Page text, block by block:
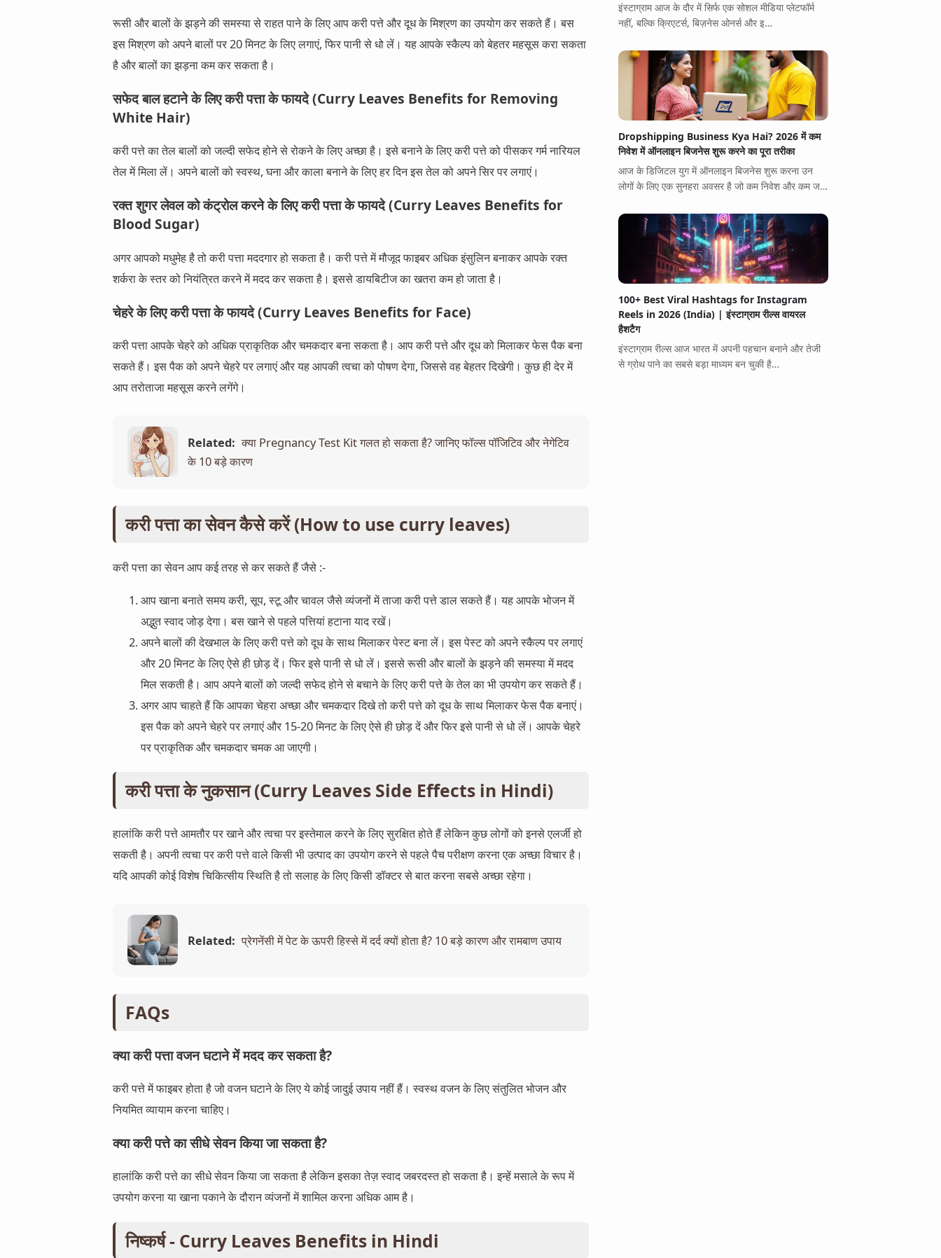
रूसी और बालों के झड़ने की समस्या से राहत पाने के लिए आप करी पत्ते और दूध के मिश्रण का उपयोग कर सकते हैं। बस
इस मिश्रण को अपने बालों पर 20 मिनट के लिए लगाएं, फिर पानी से धो लें। यह आपके स्कैल्प को बेहतर महसूस करा सकता
है और बालों का झड़ना कम कर सकता है।
सफेद बाल हटाने के लिए करी पत्ता के फायदे (Curry Leaves Benefits for Removing
White Hair)
करी पत्ते का तेल बालों को जल्दी सफेद होने से रोकने के लिए अच्छा है। इसे बनाने के लिए करी पत्ते को पीसकर गर्म नारियल
तेल में मिला लें। अपने बालों को स्वस्थ, घना और काला बनाने के लिए हर दिन इस तेल को अपने सिर पर लगाएं।
रक्त शुगर लेवल को कंट्रोल करने के लिए करी पत्ता के फायदे (Curry Leaves Benefits for
Blood Sugar)
अगर आपको मधुमेह है तो करी पत्ता मददगार हो सकता है। करी पत्ते में मौजूद फाइबर अधिक इंसुलिन बनाकर आपके रक्त
शर्करा के स्तर को नियंत्रित करने में मदद कर सकता है। इससे डायबिटीज का खतरा कम हो जाता है।
चेहरे के लिए करी पत्ता के फायदे (Curry Leaves Benefits for Face)
करी पत्ता आपके चेहरे को अधिक प्राकृतिक और चमकदार बना सकता है। आप करी पत्ते और दूध को मिलाकर फेस पैक बना
सकते हैं। इस पैक को अपने चेहरे पर लगाएं और यह आपकी त्वचा को पोषण देगा, जिससे वह बेहतर दिखेगी। कुछ ही देर में
आप तरोताजा महसूस करने लगेंगे।
Related: क्या Pregnancy Test Kit गलत हो सकता है? जानिए फॉल्स पॉजिटिव और नेगेटिव
के 10 बड़े कारण
करी पत्ता का सेवन कैसे करें (How to use curry leaves)
करी पत्ता का सेवन आप कई तरह से कर सकते हैं जैसे :-
आप खाना बनाते समय करी, सूप, स्टू और चावल जैसे व्यंजनों में ताजा करी पत्ते डाल सकते हैं। यह आपके भोजन में
अद्भुत स्वाद जोड़ देगा। बस खाने से पहले पत्तियां हटाना याद रखें।
अपने बालों की देखभाल के लिए करी पत्ते को दूध के साथ मिलाकर पेस्ट बना लें। इस पेस्ट को अपने स्कैल्प पर लगाएं
और 20 मिनट के लिए ऐसे ही छोड़ दें। फिर इसे पानी से धो लें। इससे रूसी और बालों के झड़ने की समस्या में मदद
मिल सकती है। आप अपने बालों को जल्दी सफेद होने से बचाने के लिए करी पत्ते के तेल का भी उपयोग कर सकते हैं।
अगर आप चाहते हैं कि आपका चेहरा अच्छा और चमकदार दिखे तो करी पत्ते को दूध के साथ मिलाकर फेस पैक बनाएं।
इस पैक को अपने चेहरे पर लगाएं और 15-20 मिनट के लिए ऐसे ही छोड़ दें और फिर इसे पानी से धो लें। आपके चेहरे
पर प्राकृतिक और चमकदार चमक आ जाएगी।
करी पत्ता के नुकसान (Curry Leaves Side Effects in Hindi)
हालांकि करी पत्ते आमतौर पर खाने और त्वचा पर इस्तेमाल करने के लिए सुरक्षित होते हैं लेकिन कुछ लोगों को इनसे एलर्जी हो
सकती है। अपनी त्वचा पर करी पत्ते वाले किसी भी उत्पाद का उपयोग करने से पहले पैच परीक्षण करना एक अच्छा विचार है।
यदि आपकी कोई विशेष चिकित्सीय स्थिति है तो सलाह के लिए किसी डॉक्टर से बात करना सबसे अच्छा रहेगा।
Related: प्रेगनेंसी में पेट के ऊपरी हिस्से में दर्द क्यों होता है? 10 बड़े कारण और रामबाण उपाय
FAQs
क्या करी पत्ता वजन घटाने में मदद कर सकता है?
करी पत्ते में फाइबर होता है जो वजन घटाने के लिए ये कोई जादुई उपाय नहीं हैं। स्वस्थ वजन के लिए संतुलित भोजन और
नियमित व्यायाम करना चाहिए।
क्या करी पत्ते का सीधे सेवन किया जा सकता है?
हालांकि करी पत्ते का सीधे सेवन किया जा सकता है लेकिन इसका तेज़ स्वाद जबरदस्त हो सकता है। इन्हें मसाले के रूप में
उपयोग करना या खाना पकाने के दौरान व्यंजनों में शामिल करना अधिक आम है।
निष्कर्ष - Curry Leaves Benefits in Hindi
इंस्टाग्राम आज के दौर में सिर्फ एक सोशल मीडिया प्लेटफॉर्म
नहीं, बल्कि क्रिएटर्स, बिज़नेस ओनर्स और इ…
Dropshipping Business Kya Hai? 2026 में कम
निवेश में ऑनलाइन बिजनेस शुरू करने का पूरा तरीका
आज के डिजिटल युग में ऑनलाइन बिजनेस शुरू करना उन
लोगों के लिए एक सुनहरा अवसर है जो कम निवेश और कम ज…
100+ Best Viral Hashtags for Instagram
Reels in 2026 (India) | इंस्टाग्राम रील्स वायरल
हैशटैग
इंस्टाग्राम रील्स आज भारत में अपनी पहचान बनाने और तेजी
से ग्रोथ पाने का सबसे बड़ा माध्यम बन चुकी है…